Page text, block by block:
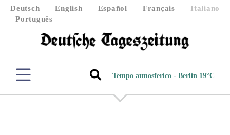
Deutsch English Español Français
Italiano
Português
Tempo atmosferico - Berlin 19°C